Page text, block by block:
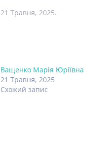
21 Травня, 2025.
Ващенко Марія Юріївна
21 Травня, 2025
Схожий запис